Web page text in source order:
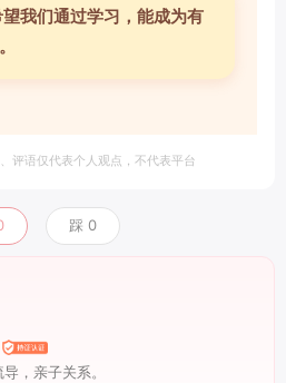
我们通过学习，能成为有
评语仅代表个人观点，不代表平台
踩 0
，亲子关系。